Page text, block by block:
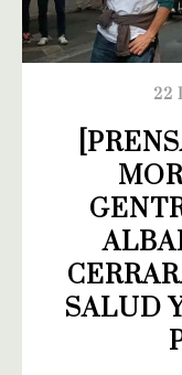
22
SALUD